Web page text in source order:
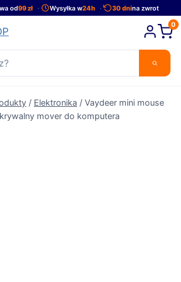
od99 zł Wysyłka w24h 30 dnina zwrot
0
/ Elektronika / Vaydeer mini mouse
mover do komputera